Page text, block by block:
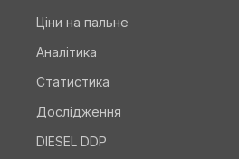
Ціни на пальне
Аналітика
Статистика
Дослідження
DIESEL DDP